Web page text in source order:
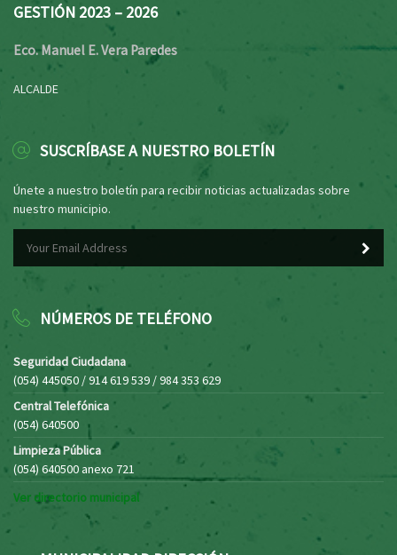
GESTIÓN 2023 – 2026
Eco. Manuel E. Vera Paredes
ALCALDE
SUSCRÍBASE A NUESTRO BOLETÍN
Únete a nuestro boletín para recibir noticias actualizadas sobre
nuestro municipio.
NÚMEROS DE TELÉFONO
Seguridad Ciudadana
(054) 445050 / 914 619 539 / 984 353 629
Central Telefónica
(054) 640500
Limpieza Pública
(054) 640500 anexo 721
Ver directorio municipal